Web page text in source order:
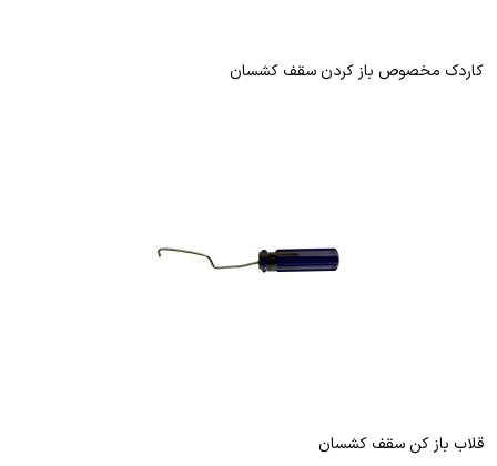
کاردک مخصوص باز کردن سقف کشسان
قلاب باز کن سقف کشسان